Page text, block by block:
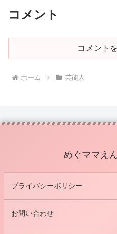
コメント
コメント
ホーム 芸能人
めぐママえ
プライバシーポリシー
お問い合わせ